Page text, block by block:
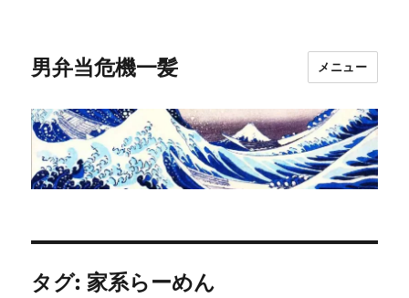
男弁当危機一髪 メニュー
タグ:家系らーめん